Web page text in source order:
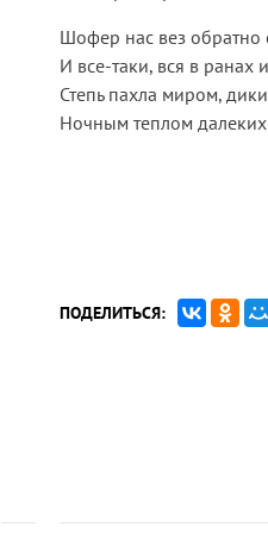
Шофер нас вез обратно
И все-таки, вся в ранах
Степь пахла миром,
Ночным теплом далеких
ПОДЕЛИТЬСЯ: